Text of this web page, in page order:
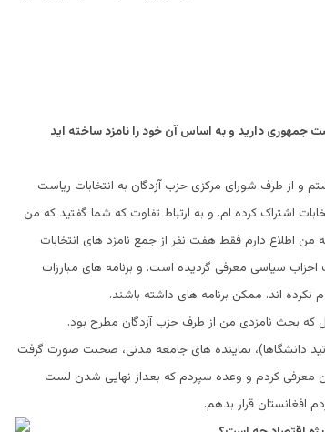
جمهوری دارید و به اساس آن خود را نامزد ساخته اید
و از طرف شورای مرکزی حزب آزدگان به انتخابات ریاست
اشتراک کرده ام. و به ارتباط تفاوت که شما گفتید که من
من اطلاع دارم فقط هفت نفر از جمع نامزد های انتخابات
سیاسی معرفی گردیده است. و برنامه های مبارزات
اند. ممکن برنامه های داشته باشند.
که بحث نامزدی من از طرف حزب آزدگان مطرح بود.
دانشگاها)، نماینده های جامعه مدنی، صحبت صورت گرفت
معرفی کردم و وعده سپردم که بعداز نهایی شدن لست
افغانستان قرار بدهم.